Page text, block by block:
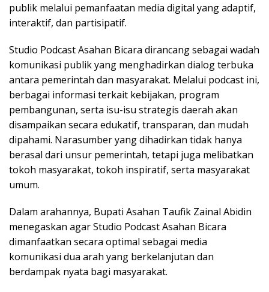
publik melalui pemanfaatan media digital yang adaptif,
interaktif, dan partisipatif.
Studio Podcast Asahan Bicara dirancang sebagai wadah
komunikasi publik yang menghadirkan dialog terbuka
antara pemerintah dan masyarakat. Melalui podcast ini,
berbagai informasi terkait kebijakan, program
pembangunan, serta isu-isu strategis daerah akan
disampaikan secara edukatif, transparan, dan mudah
dipahami. Narasumber yang dihadirkan tidak hanya
berasal dari unsur pemerintah, tetapi juga melibatkan
tokoh masyarakat, tokoh inspiratif, serta masyarakat
umum.
Dalam arahannya, Bupati Asahan Taufik Zainal Abidin
menegaskan agar Studio Podcast Asahan Bicara
dimanfaatkan secara optimal sebagai media
komunikasi dua arah yang berkelanjutan dan
berdampak nyata bagi masyarakat.